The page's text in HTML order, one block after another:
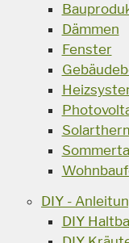
Dämmen
Fenster
DIY -
DIY